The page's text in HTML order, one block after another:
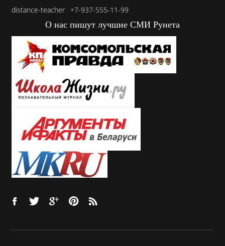
distance-teacher +7-937-555-11-99
О нас пишут лучшие СМИ Рунета